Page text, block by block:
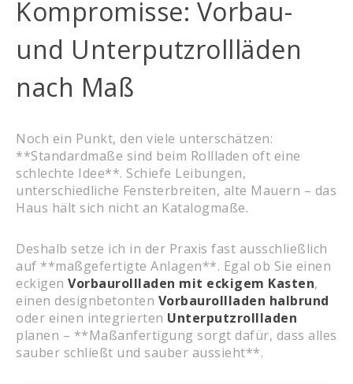
Kompromisse: Vorbau-
und Unterputzrollläden
nach Maß
Noch ein Punkt, den viele unterschätzen:
**Standardmaße sind beim Rollladen oft eine
schlechte Idee**. Schiefe Leibungen,
unterschiedliche Fensterbreiten, alte Mauern – das
Haus hält sich nicht an Katalogmaße.
Deshalb setze ich in der Praxis fast ausschließlich
auf **maßgefertigte Anlagen**. Egal ob Sie einen
eckigen Vorbaurollladen mit eckigem Kasten,
einen designbetonten Vorbaurollladen halbrund
oder einen integrierten Unterputzrollladen
planen – **Maßanfertigung sorgt dafür, dass alles
sauber schließt und sauber aussieht**.